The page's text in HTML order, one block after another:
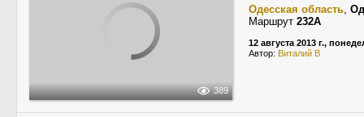
389
Одесская область,
Маршрут 232А
12 августа 2013 г.,
Автор: Виталий В